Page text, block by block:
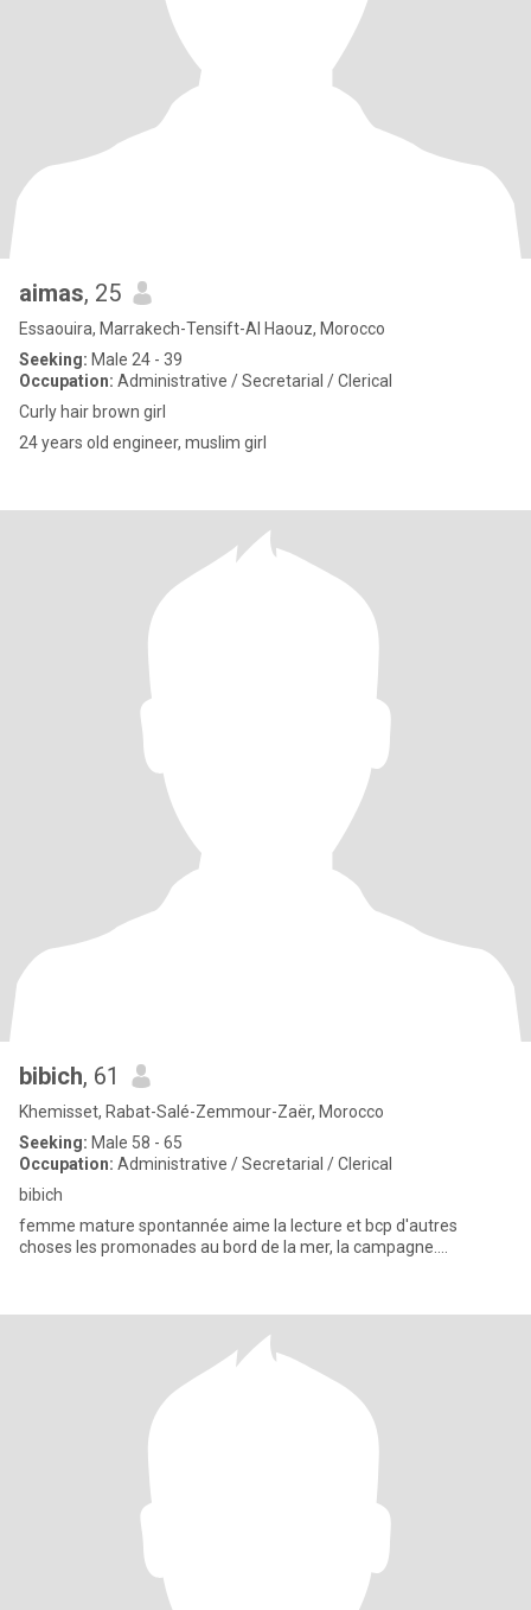
aimas, 25
Essaouira, Marrakech-Tensift-Al Haouz, Morocco
Seeking: Male 24 - 39
Occupation: Administrative / Secretarial / Clerical
Curly hair brown girl
24 years old engineer, muslim girl
bibich, 61
Khemisset, Rabat-Salé-Zemmour-Zaër, Morocco
Seeking: Male 58 - 65
Occupation: Administrative / Secretarial / Clerical
bibich
femme mature spontannée aime la lecture et bcp d'autres
choses les promonades au bord de la mer, la campagne....